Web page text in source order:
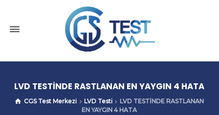
LVD TESTİNDE RASTLANAN EN YAYGIN 4 HATA
CGS Test Merkezi LVD Testi
LVD TESTİNDE RASTLANAN
EN YAYGIN 4 HATA